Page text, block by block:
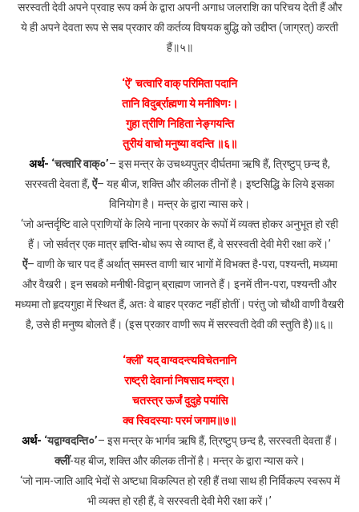
सरस्वती देवी अपने प्रवाह रूप कर्म के द्वारा अपनी अगाध जलराशि का परिचय देती हैं और
ये ही अपने देवता रूप से सब प्रकार की कर्तव्य विषयक बुद्धि को उद्दीप्त (जाग्रत्) करती
हैं॥५॥
‘ऐं’ चत्वारि वाक् परिमिता पदानि
तानि विदुर्ब्राह्मणा ये मनीषिणः।
गुहा त्रीणि निहिता नेङ्गयन्ति
तुरीयं वाचो मनुष्या वदन्ति ॥६॥
अर्थ- ‘चत्वारि वाक्०’– इस मन्त्र के उचथ्यपुत्र दीर्घतमा ऋषि हैं, त्रिष्टुप् छन्द है,
सरस्वती देवता हैं,ऐं– यह बीज, शक्ति और कीलक तीनों है। इष्टसिद्धि के लिये इसका
विनियोग है। मन्त्र के द्वारा न्यास करे।
‘जो अन्तर्दृष्टि वाले प्राणियों के लिये नाना प्रकार के रूपों में व्यक्त होकर अनुभूत हो रही
हैं। जो सर्वत्र एक मात्र ज्ञप्ति-बोध रूप से व्याप्त हैं, वे सरस्वती देवी मेरी रक्षा करें।’
ऐं– वाणी के चार पद हैं अर्थात् समस्त वाणी चार भागों में विभक्त है-परा, पश्यन्ती, मध्यमा
और वैखरी। इन सबको मनीषी-विद्वान् ब्राह्मण जानते हैं। इनमें तीन-परा, पश्यन्ती और
मध्यमा तो हृदयगुहा में स्थित हैं, अतः वे बाहर प्रकट नहीं होतीं। परंतु जो चौथी वाणी वैखरी
है, उसे ही मनुष्य बोलते हैं। (इस प्रकार वाणी रूप में सरस्वती देवी की स्तुति है)॥६॥
‘क्लीं’ यद् वाग्वदन्त्यविचेतनानि
राष्ट्री देवानां निषसाद मन्द्रा।
चतस्त्र ऊर्जं दुदुहे पयांसि
क्व स्विदस्याः परमं जगाम॥७॥
अर्थ- ‘यद्वाग्वदन्ति०’– इस मन्त्र के भार्गव ऋषि हैं, त्रिष्टुप् छन्द है, सरस्वती देवता हैं।
क्लीं-यह बीज, शक्ति और कीलक तीनों है। मन्त्र के द्वारा न्यास करे।
‘जो नाम-जाति आदि भेदों से अष्टधा विकल्पित हो रही हैं तथा साथ ही निर्विकल्प स्वरूप में
भी व्यक्त हो रही हैं, वे सरस्वती देवी मेरी रक्षा करें।’